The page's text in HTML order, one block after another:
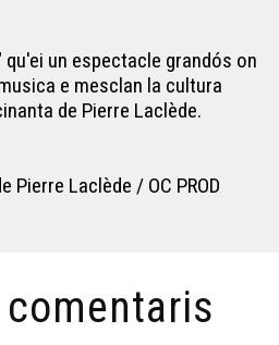
02un espectacle grandós on
e mesclan la cultura
de Pierre Laclède.
Pierre Laclède / OC PROD